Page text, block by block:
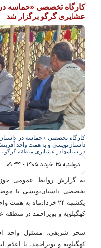
کارگاه تخصصی «حماسه در
عشایری گرگو برگزار شد
داستان‌نویسی و به همت واحد
در سیاه‌چادر عشایری منطقه گرگو
دوشنبه ۲۵ خرداد ۱۴۰۵ - ۰۹:۳۴
به گزارش روابط عمومی حوزه
تخصصی داستان‌نویسی با
یکشنبه ۲۴ خردادماه
کهگیلویه و بویراحمد در منطقه
سحر شریفی، مسئول واحد
کهگیلویه و بویراحمد، با